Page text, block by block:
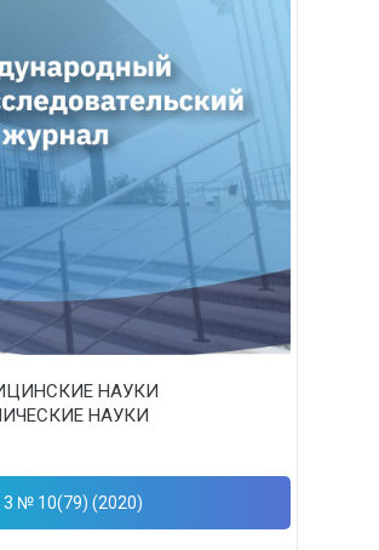
НАУКИ
НАУКИ
№ 10(79) (2020)